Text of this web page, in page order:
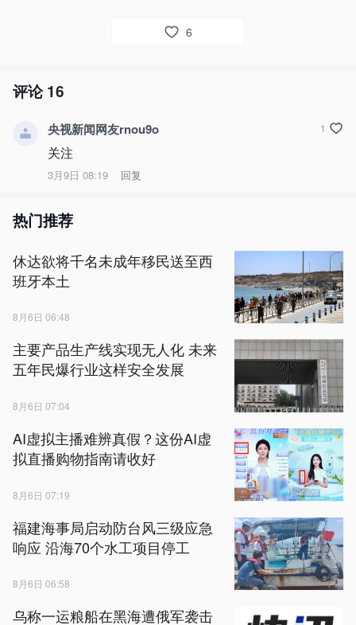
6
评论16
央视新闻网友rnou9o
关注
3月9日 08:19 回复
1
热门推荐
休达欲将千名未成年移民送至西
班牙本土
8月6日 06:48
主要产品生产线实现无人化 未来
五年民爆行业这样安全发展
8月6日 07:04
AI虚拟主播难辨真假？这份AI虚
拟直播购物指南请收好
8月6日 07:19
福建海事局启动防台风三级应急
响应 沿海70个水工项目停工
8月6日 06:58
乌称一运粮船在黑海遭俄军袭击